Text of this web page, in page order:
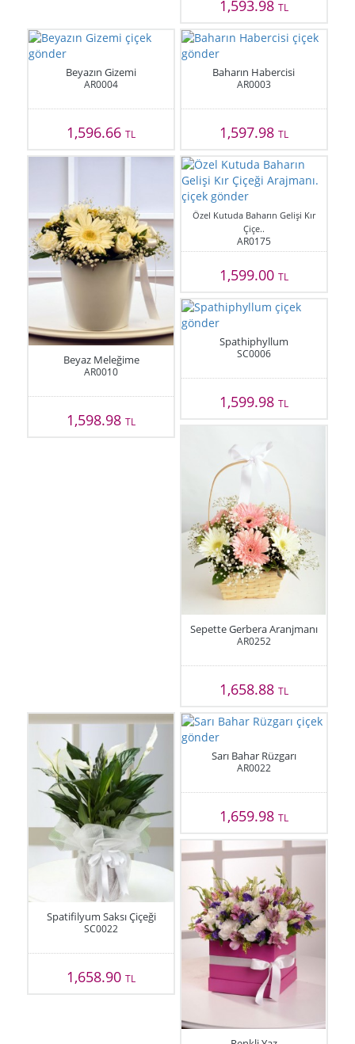
1,593.98 TL
Beyazın Gizemi
AR0004
1,596.66TL
Baharın Habercisi
AR0003
1,597.98 TL
Beyaz Meleğime
AR0010
1,598.98TL
Özel Kutuda Baharın Gelişi Kır
Çiçe..
AR0175
1,599.00 TL
Spathiphyllum
SC0006
1,599.98 TL
Sepette Gerbera Aranjmanı
AR0252
1,658.88 TL
Spatifilyum Saksı Çiçeği
SC0022
1,658.90TL
Sarı Bahar Rüzgarı
AR0022
1,659.98 TL